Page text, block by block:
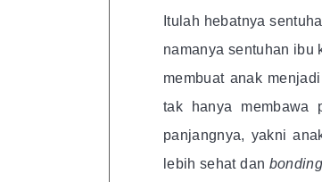
Itulah hebatnya
namanya sentuhan ibu
membuat anak
tak hanya membawa
panjangnya, yakni
lebih sehat dan